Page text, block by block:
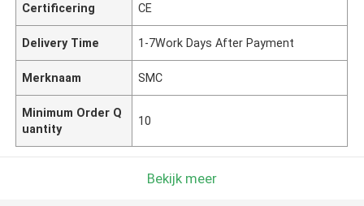
Certificering CE
Delivery Time 1-7Work Days After Payment
Merknaam SMC
Minimum Order Q
uantity
10
Bekijk meer